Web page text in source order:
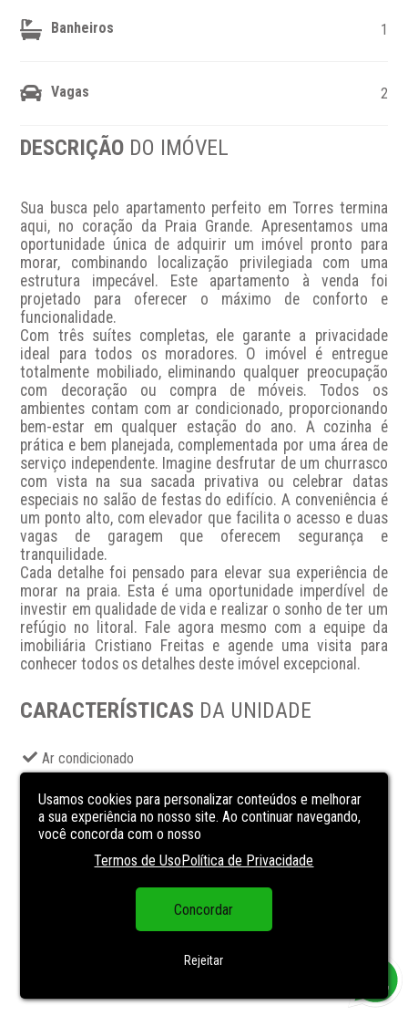
Banheiros 1
Vagas 2
DESCRIÇÃO DO IMÓVEL
Sua busca pelo apartamento perfeito em Torres termina
aqui, no coração da Praia Grande. Apresentamos uma
oportunidade única de adquirir um imóvel pronto para
morar, combinando localização privilegiada com uma
estrutura impecável. Este apartamento à venda foi
projetado para oferecer o máximo de conforto e
funcionalidade.
Com três suítes completas, ele garante a privacidade
ideal para todos os moradores. O imóvel é entregue
totalmente mobiliado, eliminando qualquer preocupação
com decoração ou compra de móveis. Todos os
ambientes contam com ar condicionado, proporcionando
bem-estar em qualquer estação do ano. A cozinha é
prática e bem planejada, complementada por uma área de
serviço independente. Imagine desfrutar de um churrasco
com vista na sua sacada privativa ou celebrar datas
especiais no salão de festas do edifício. A conveniência é
um ponto alto, com elevador que facilita o acesso e duas
vagas de garagem que oferecem segurança e
tranquilidade.
Cada detalhe foi pensado para elevar sua experiência de
morar na praia. Esta é uma oportunidade imperdível de
investir em qualidade de vida e realizar o sonho de ter um
refúgio no litoral. Fale agora mesmo com a equipe da
imobiliária Cristiano Freitas e agende uma visita para
conhecer todos os detalhes deste imóvel excepcional.
CARACTERÍSTICAS DA UNIDADE
Ar condicionado
churrasqueira
Cozinha
Usamos cookies para personalizar conteúdos e melhorar
a sua experiência no nosso site. Ao continuar navegando,
você concorda com o nosso
Termos de UsoPolítica de Privacidade
Concordar
Rejeitar